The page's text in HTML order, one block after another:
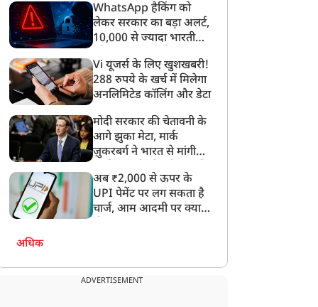
WhatsApp हैकिंग को
लेकर सरकार का बड़ा अलर्ट,
10,000 से ज्यादा भारतीयों
गया
Vi यूजर्स के लिए खुशखबरी!
288 रुपये के खर्च में मिलेगा
अनलिमिटेड कॉलिंग और डेटा
मोदी सरकार की चेतावनी के
आगे झुका मेटा, मार्क
ज़ुकरबर्ग ने भारत से मांगी
अब ₹2,000 से ऊपर के
UPI पेमेंट पर लग सकता है
चार्ज, आम आदमी पर क्या
अधिक
ADVERTISEMENT